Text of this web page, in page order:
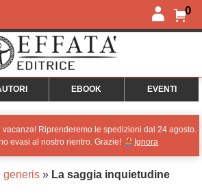
0
EBOOK EVENTI
vacanza! Riprenderemo le spedizioni dal 24 agosto.
evasi al nostro rientro. Grazie!
Ignora
generis» La saggia inquietudine